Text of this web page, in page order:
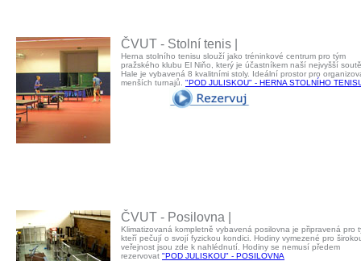
ČVUT - Stolní tenis |
Herna stolního tenisu slouží jako tréninkové centrum pro tým
pražského klubu El Niňo, který je účastníkem naší nejvyšší
Hale je vybavená 8 kvalitními stoly. Ideální prostor pro
menších turnajů. "POD JULISKOU" - HERNA STOLNÍHO
ČVUT - Posilovna |
Klimatizovaná kompletně vybavená posilovna je připravená pro
kteří pečují o svojí fyzickou kondici. Hodiny vymezené pro
veřejnost jsou zde k nahlédnutí. Hodiny se nemusí předem
rezervovat "POD JULISKOU" - POSILOVNA